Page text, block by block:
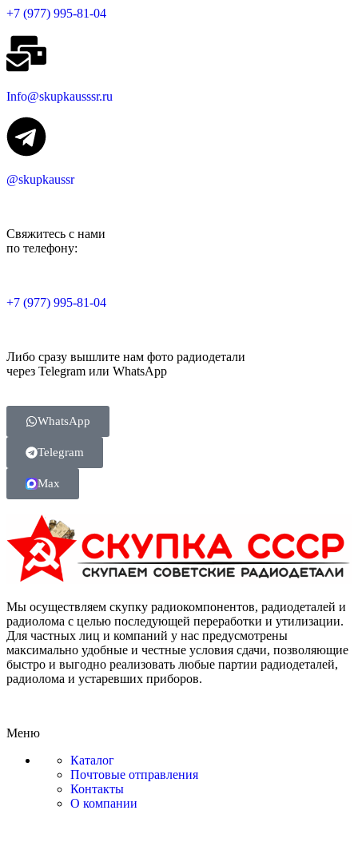
+7 (977) 995-81-04
Info@skupkausssr.ru
@skupkaussr
Свяжитесь с нами
по телефону:
+7 (977) 995-81-04
Либо сразу вышлите нам фото радиодетали
через Telegram или WhatsApp
WhatsApp
Telegram
Max
Мы осуществляем скупку радиокомпонентов, радиодеталей и
радиолома с целью последующей переработки и утилизации.
Для частных лиц и компаний у нас предусмотрены
максимально удобные и честные условия сдачи, позволяющие
быстро и выгодно реализовать любые партии радиодеталей,
радиолома и устаревших приборов.
Меню
Каталог
Почтовые отправления
Контакты
О компании